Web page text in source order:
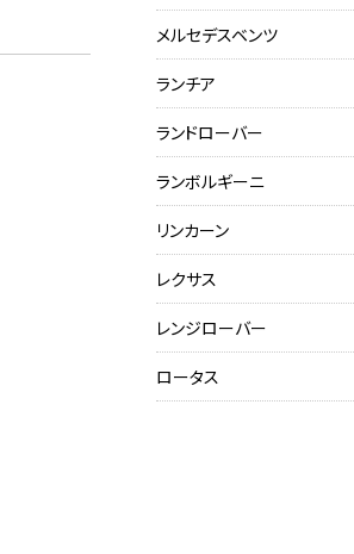
メルセデスベンツ
ランチア
ランドローバー
ランボルギーニ
リンカーン
レクサス
レンジローバー
ロータス